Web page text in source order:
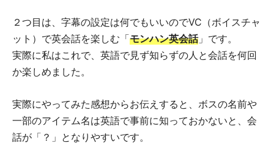
２つ目は、字幕の設定は何でもいいのでVC（ボイスチャ
ット）で英会話を楽しむ「モンハン英会話」です。
実際に私はこれで、英語で見ず知らずの人と会話を何回
か楽しめました。
実際にやってみた感想からお伝えすると、ボスの名前や
一部のアイテム名は英語で事前に知っておかないと、会
話が「？」となりやすいです。